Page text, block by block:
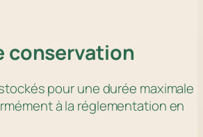
conservation
pour une durée maximale
à la réglementation en